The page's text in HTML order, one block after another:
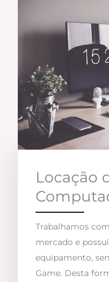
Locação
Trabalhamos
mercado e
equipamento,
Game. Desta